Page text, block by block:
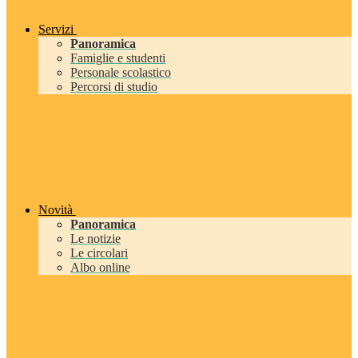
Servizi
Panoramica
Famiglie e studenti
Personale scolastico
Percorsi di studio
Novità
Panoramica
Le notizie
Le circolari
Albo online